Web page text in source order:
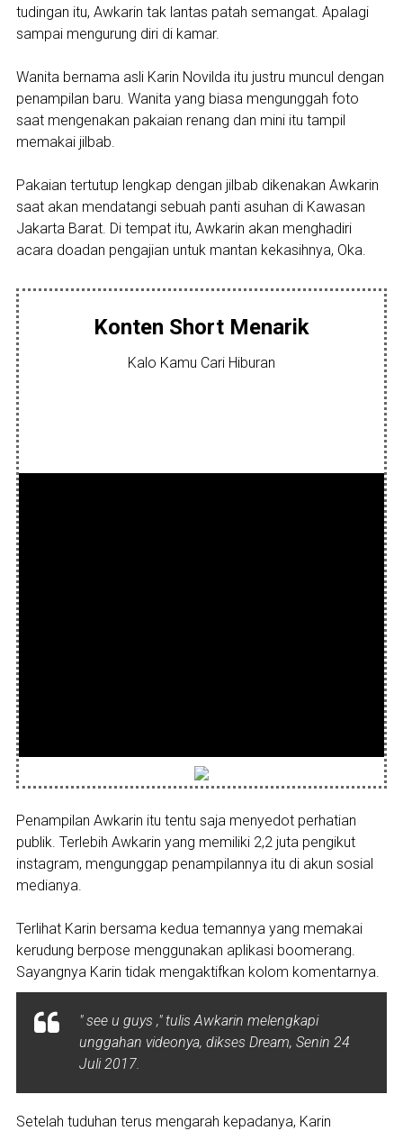
tudingan itu, Awkarin tak lantas patah semangat. Apalagi
sampai mengurung diri di kamar.
Wanita bernama asli Karin Novilda itu justru muncul dengan
penampilan baru. Wanita yang biasa mengunggah foto
saat mengenakan pakaian renang dan mini itu tampil
memakai jilbab.
Pakaian tertutup lengkap dengan jilbab dikenakan Awkarin
saat akan mendatangi sebuah panti asuhan di Kawasan
Jakarta Barat. Di tempat itu, Awkarin akan menghadiri
acara doadan pengajian untuk mantan kekasihnya, Oka.
Konten Short Menarik
Kalo Kamu Cari Hiburan
Penampilan Awkarin itu tentu saja menyedot perhatian
publik. Terlebih Awkarin yang memiliki 2,2 juta pengikut
instagram, mengunggap penampilannya itu di akun sosial
medianya.
Terlihat Karin bersama kedua temannya yang memakai
kerudung berpose menggunakan aplikasi boomerang.
Sayangnya Karin tidak mengaktifkan kolom komentarnya.
" see u guys ," tulis Awkarin melengkapi
unggahan videonya, dikses Dream, Senin 24
Juli 2017.
Setelah tuduhan terus mengarah kepadanya, Karin